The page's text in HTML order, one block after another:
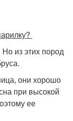
из этих пород
они хорошо
при высокой
ее